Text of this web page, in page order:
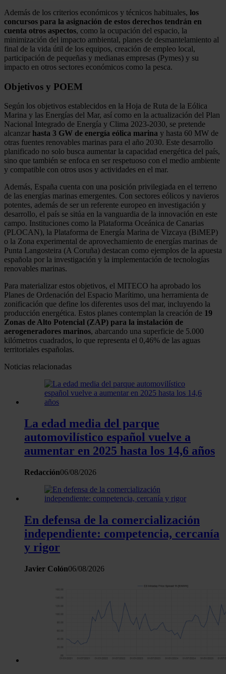
Además de los criterios económicos y técnicos habituales, los
concursos para la asignación de estos derechos tendrán en
cuenta otros aspectos, como la ocupación del espacio, la
minimización del impacto ambiental, planes de desmantelamiento al
final de la vida útil de los equipos, creación de empleo local,
participación de pequeñas y medianas empresas (Pymes) y su
impacto en otros sectores económicos como la pesca.
Objetivos y POEM
Según los objetivos establecidos en la Hoja de Ruta de la Eólica
Marina y las Energías del Mar, así como en la actualización del Plan
Nacional Integrado de Energía y Clima 2023-2030, se pretende
alcanzar hasta 3 GW de energía eólica marina y hasta 60 MW de
otras fuentes renovables marinas para el año 2030. Este desarrollo
planificado no solo busca aumentar la capacidad energética del país,
sino que también se enfoca en ser respetuoso con el medio ambiente
y compatible con otros usos y actividades en el mar.
Además, España cuenta con una posición privilegiada en el terreno
de las energías marinas emergentes. Con sectores eólicos y navieros
potentes, además de ser un referente europeo en investigación y
desarrollo, el país se sitúa en la vanguardia de la innovación en este
campo. Instituciones como la Plataforma Oceánica de Canarias
(PLOCAN), la Plataforma de Energía Marina de Vizcaya (BiMEP)
o la Zona experimental de aprovechamiento de energías marinas de
Punta Langosteira (A Coruña) destacan como ejemplos de la apuesta
española por la investigación y la implementación de tecnologías
renovables marinas.
Para materializar estos objetivos, el MITECO ha aprobado los
Planes de Ordenación del Espacio Marítimo, una herramienta de
zonificación que define los diferentes usos del mar, incluyendo la
producción energética. Estos planes contemplan la creación de 19
Zonas de Alto Potencial (ZAP) para la instalación de
aerogeneradores marinos, abarcando una superficie de 5.000
kilómetros cuadrados, lo que representa el 0,46% de las aguas
territoriales españolas.
Noticias relacionadas
La edad media del parque
automovilístico español vuelve a
aumentar en 2025 hasta los 14,6 años
Redacción06/08/2026
En defensa de la comercialización
independiente: competencia, cercanía
y rigor
Javier Colón06/08/2026